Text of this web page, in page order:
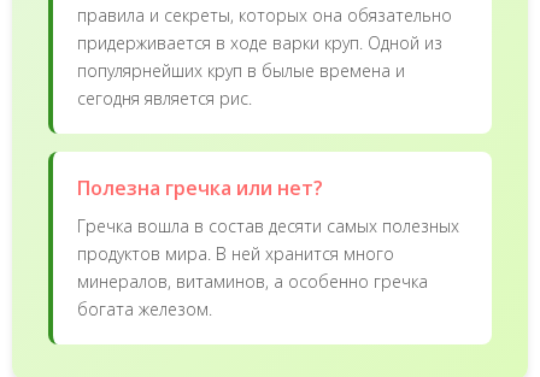
правила и секреты, которых она обязательно
придерживается в ходе варки круп. Одной из
популярнейших круп в былые времена и
сегодня является рис.
Полезна гречка или нет?
Гречка вошла в состав десяти самых полезных
продуктов мира. В ней хранится много
минералов, витаминов, а особенно гречка
богата железом.